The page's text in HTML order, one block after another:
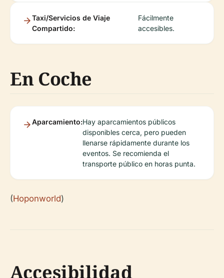
Taxi/Servicios de Viaje
Compartido:
Fácilmente
accesibles.
En Coche
Aparcamiento:Hay aparcamientos públicos
disponibles cerca, pero pueden
llenarse rápidamente durante los
eventos. Se recomienda el
transporte público en horas punta.
(Hoponworld)
Accesibilidad